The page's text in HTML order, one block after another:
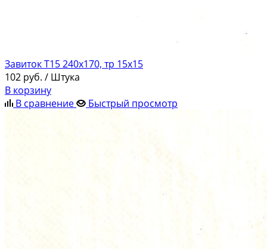
Завиток Т15 240х170, тр 15х15
102 руб. / Штука
В корзину
В сравнение
Быстрый просмотр